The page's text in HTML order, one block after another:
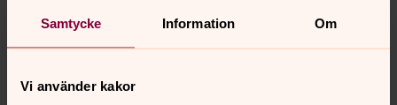
Samtycke Information Om
Vi använder kakor
Synpunkter eller frågor på sidans
innehåll?
Dela